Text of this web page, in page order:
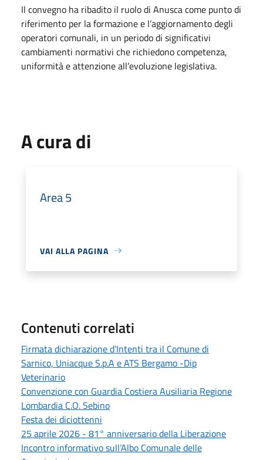
Il convegno ha ribadito il ruolo di Anusca come punto di
riferimento per la formazione e l’aggiornamento degli
operatori comunali, in un periodo di significativi
cambiamenti normativi che richiedono competenza,
uniformità e attenzione all’evoluzione legislativa.
A cura di
Area 5
VAI ALLA PAGINA
Contenuti correlati
Firmata dichiarazione d’Intenti tra il Comune di
Sarnico, Uniacque S.p.A e ATS Bergamo -Dip
Veterinario
Convenzione con Guardia Costiera Ausiliaria Regione
Lombardia C.O. Sebino
Festa dei diciottenni
25 aprile 2026 - 81° anniversario della Liberazione
Incontro informativo sull’Albo Comunale delle